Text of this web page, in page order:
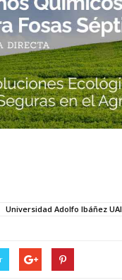
Universidad Adolfo Ibáñez UAI